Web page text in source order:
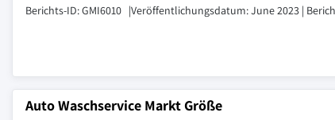
Berichts-ID: GMI6010 |Veröffentlichungsdatum: June 2023 |
Auto Waschservice Markt Größe